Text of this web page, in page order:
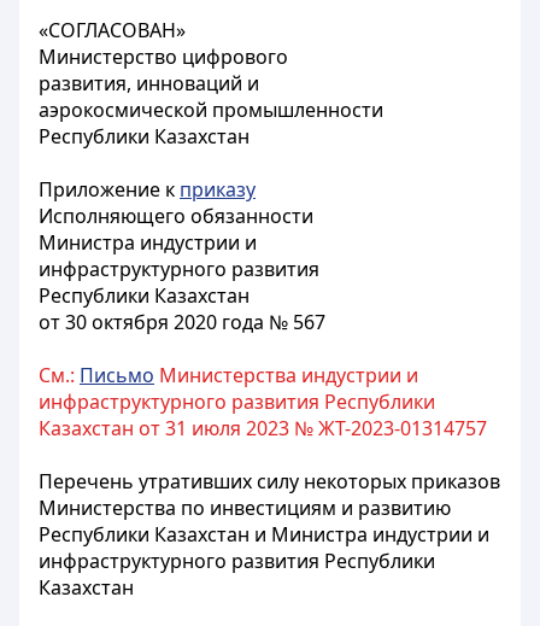
«СОГЛАСОВАН»
Министерство цифрового
развития, инноваций и
аэрокосмической промышленности
Республики Казахстан
Приложение к приказу
Исполняющего обязанности
Министра индустрии и
инфраструктурного развития
Республики Казахстан
от 30 октября 2020 года № 567
См.: Письмо Министерства индустрии и
инфраструктурного развития Республики
Казахстан от 31 июля 2023 № ЖТ-2023-01314757
Перечень утративших силу некоторых приказов
Министерства по инвестициям и развитию
Республики Казахстан и Министра индустрии и
инфраструктурного развития Республики
Казахстан